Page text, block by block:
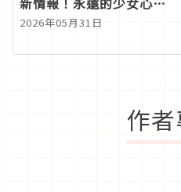
主HELLO KITTY重磅登
場
2026年05月31日
作